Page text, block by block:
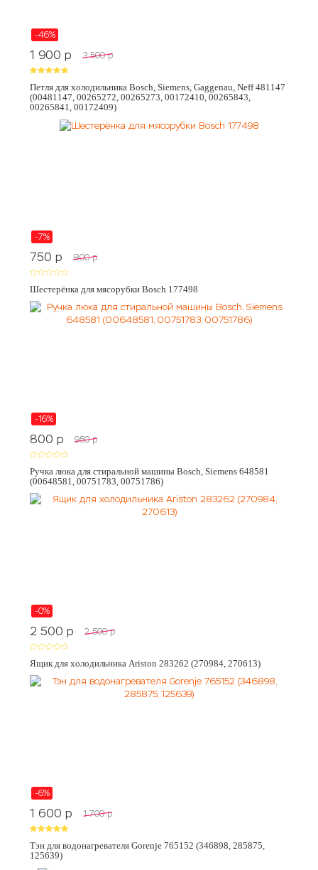
-46%
1 900 p 3 500 p
Петля для холодильника Bosch, Siemens, Gaggenau, Neff 481147
(00481147, 00265272, 00265273, 00172410, 00265843,
00265841, 00172409)
-7%
750 p 800 p
Шестерёнка для мясорубки Bosch 177498
-16%
800 p 950 p
Ручка люка для стиральной машины Bosch, Siemens 648581
(00648581, 00751783, 00751786)
-0%
2 500 p 2 500 p
Ящик для холодильника Ariston 283262 (270984, 270613)
-6%
1 600 p 1 700 p
Тэн для водонагревателя Gorenje 765152 (346898, 285875,
125639)